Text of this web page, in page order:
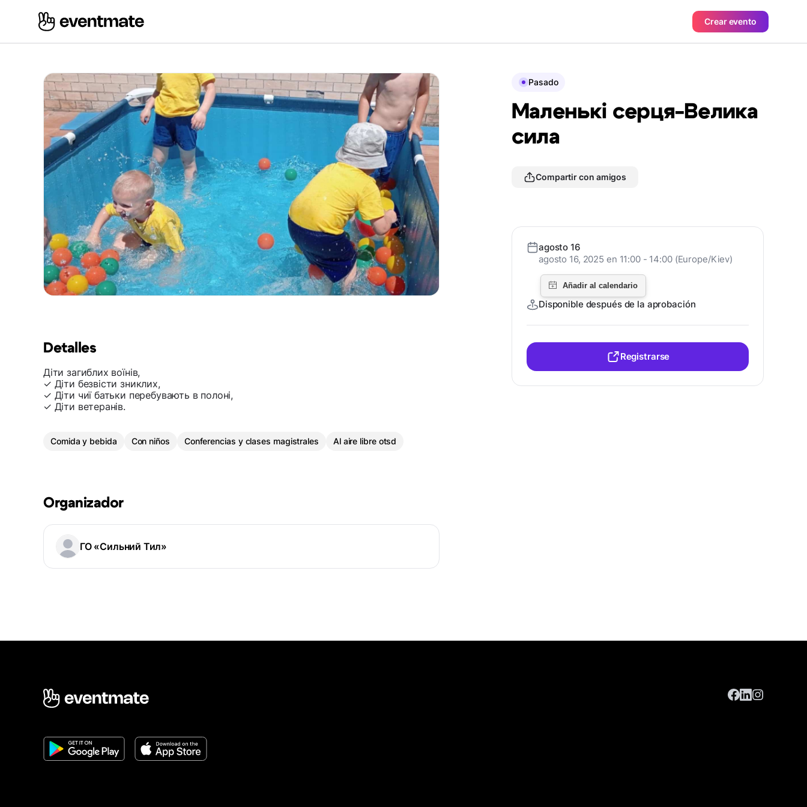
Crear evento
Detalles
Діти загиблих воїнів,
✓ Діти безвісти зниклих,
✓ Діти чиї батьки перебувають в полоні,
✓ Діти ветеранів.
Comida y bebida Con niños Conferencias y clases magistrales Al aire libre otsd
Organizador
ГО «Сильний Тил»
Pasado
Маленькі серця-Велика
сила
Compartir con amigos
agosto 16
agosto 16, 2025 en 11:00 - 14:00 (Europe/Kiev)
Disponible después de la aprobación
Registrarse